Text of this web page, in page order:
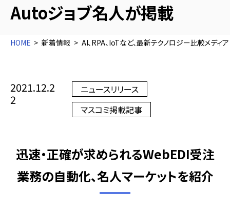
Autoジョブ名人が掲載
HOME 新着情報 AI、RPA、IoTなど、最新テクノロジー比較メデ
2021.12.2
2
ニュースリリース
マスコミ掲載記事
迅速・正確が求められるWebEDI受注
業務の自動化、名人マーケットを紹介